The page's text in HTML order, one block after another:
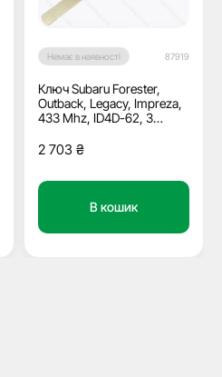
Немає в наявності 87919
Ключ Subaru Forester,
Outback, Legacy, Impreza,
433 Mhz, ID4D-62, 3
2 703 ₴
В кошик